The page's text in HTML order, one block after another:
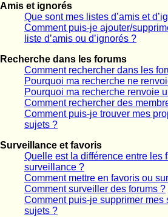
Amis et ignorés
Que sont mes listes d’amis et
Comment puis-je ajouter/
liste d’amis ou d’ignorés ?
Recherche dans les forums
Comment rechercher dans les
Pourquoi ma recherche ne
Pourquoi ma recherche renvoie
Comment rechercher des
Comment puis-je trouver mes
sujets ?
Surveillance et favoris
Quelle est la différence entre les
surveillance ?
Comment mettre en favoris ou
Comment surveiller des forums ?
Comment puis-je supprimer mes
sujets ?